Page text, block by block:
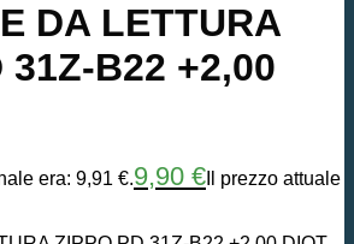
DA LETTURA
31Z-B22 +2,00
era: 9,91 €.9,90 € Il prezzo attuale